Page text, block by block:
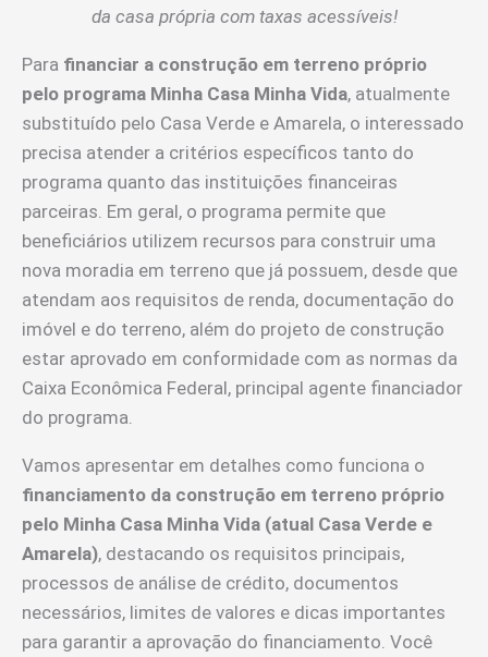
da casa própria com taxas acessíveis!
Para financiar a construção em terreno próprio
pelo programa Minha Casa Minha Vida, atualmente
substituído pelo Casa Verde e Amarela, o interessado
precisa atender a critérios específicos tanto do
programa quanto das instituições financeiras
parceiras. Em geral, o programa permite que
beneficiários utilizem recursos para construir uma
nova moradia em terreno que já possuem, desde que
atendam aos requisitos de renda, documentação do
imóvel e do terreno, além do projeto de construção
estar aprovado em conformidade com as normas da
Caixa Econômica Federal, principal agente financiador
do programa.
Vamos apresentar em detalhes como funciona o
financiamento da construção em terreno próprio
pelo Minha Casa Minha Vida (atual Casa Verde e
Amarela), destacando os requisitos principais,
processos de análise de crédito, documentos
necessários, limites de valores e dicas importantes
para garantir a aprovação do financiamento. Você